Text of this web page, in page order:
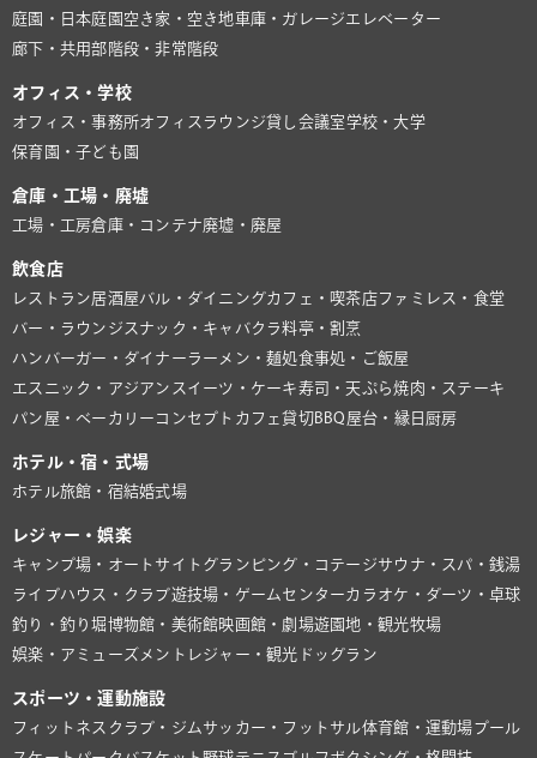
庭園・日本庭園 空き家・空き地 車庫・ガレージ エレベーター
廊下・共用部階段・非常階段
オフィス・学校
オフィス・事務所オフィスラウンジ貸し会議室学校・大学
保育園・子ども園
倉庫・工場・廃墟
工場・工房倉庫・コンテナ廃墟・廃屋
飲食店
レストラン居酒屋バル・ダイニングカフェ・喫茶店ファミレス・食堂
バー・ラウンジ スナック・キャバクラ料亭・割烹
ハンバーガー・ダイナーラーメン・麺処食事処・ご飯屋
エスニック・アジアン スイーツ・ケーキ寿司・天ぷら焼肉・ステーキ
パン屋・ベーカリー コンセプトカフェ貸切BBQ 屋台・縁日 厨房
ホテル・宿・式場
ホテル旅館・宿結婚式場
レジャー・娯楽
キャンプ場・オートサイト グランピング・コテージサウナ・スパ・銭湯
ライブハウス・クラブ遊技場・ゲームセンターカラオケ・ダーツ・卓球
釣り・釣り堀博物館・美術館映画館・劇場遊園地・観光牧場
娯楽・アミューズメント レジャー・観光 ドッグラン
スポーツ・運動施設
フィットネスクラブ・ジム サッカー・フットサル体育館・運動場プール